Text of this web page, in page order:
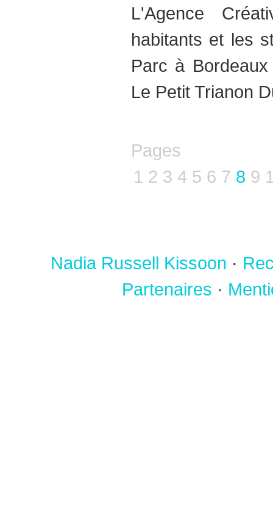
L'Agence
habitants et les
Parc à
Le Petit Trianon
Pages
1 2 3 4 5 6 7 8 9
Nadia Russell Kissoon ·
Partenaires ·